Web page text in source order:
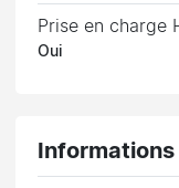
Prise en charge
Oui